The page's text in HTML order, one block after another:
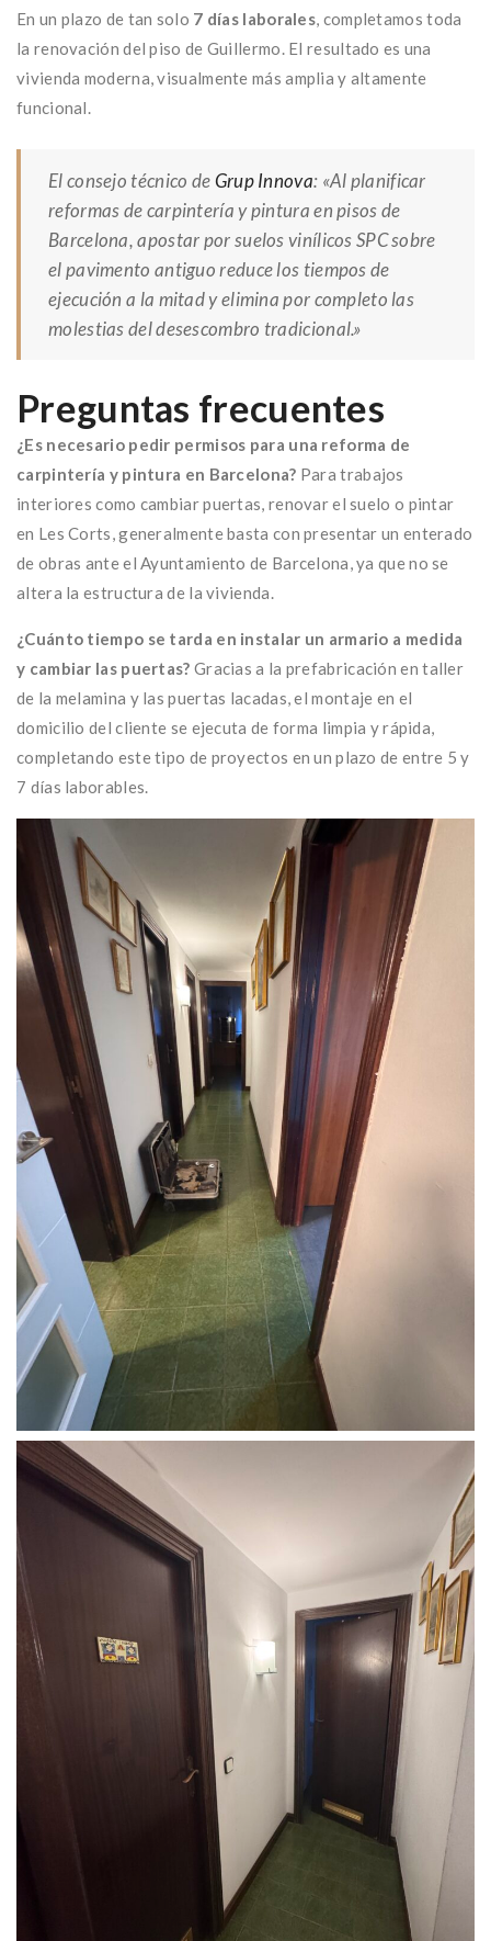
En un plazo de tan solo 7 días laborales, completamos toda
la renovación del piso de Guillermo. El resultado es una
vivienda moderna, visualmente más amplia y altamente
funcional.
El consejo técnico deGrup Innova: «Al planificar
reformas de carpintería y pintura en pisos de
Barcelona, apostar por suelos vinílicos SPC sobre
el pavimento antiguo reduce los tiempos de
ejecución a la mitad y elimina por completo las
molestias del desescombro tradicional.»
Preguntas frecuentes
¿Es necesario pedir permisos para una reforma de
carpintería y pintura en Barcelona? Para trabajos
interiores como cambiar puertas, renovar el suelo o pintar
en Les Corts, generalmente basta con presentar un enterado
de obras ante el Ayuntamiento de Barcelona, ya que no se
altera la estructura de la vivienda.
¿Cuánto tiempo se tarda en instalar un armario a medida
y cambiar las puertas? Gracias a la prefabricación en taller
de la melamina y las puertas lacadas, el montaje en el
domicilio del cliente se ejecuta de forma limpia y rápida,
completando este tipo de proyectos en un plazo de entre 5 y
7 días laborables.